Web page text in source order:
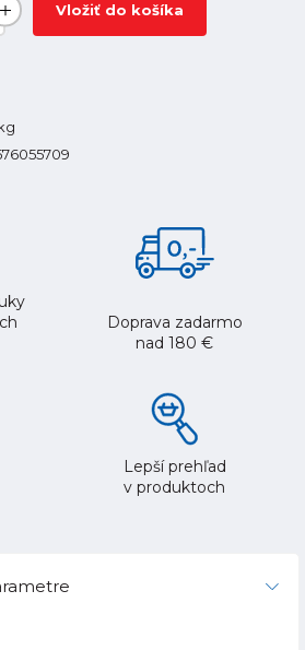
Vložiť do košíka
Doprava zadarmo
nad 180 €
Lepší prehľad
v produktoch